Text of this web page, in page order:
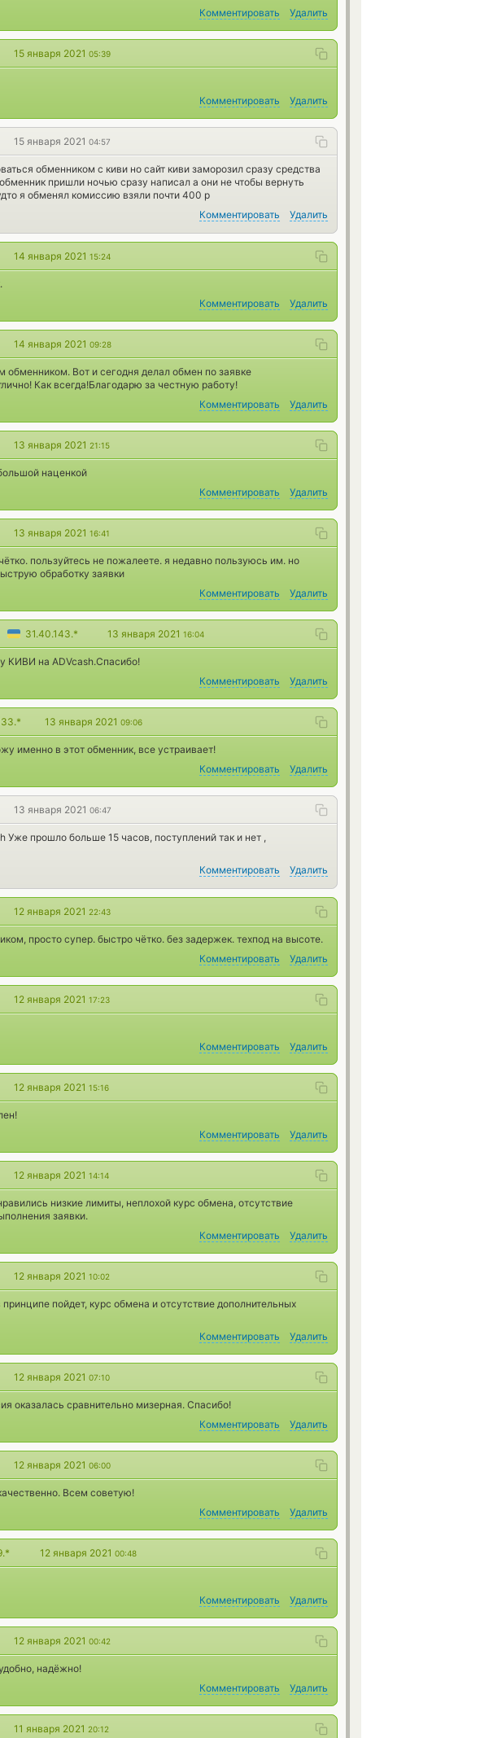
Комментировать
Удалить
15 января 2021 05:39
Комментировать
Удалить
15 января 2021 04:57
обменником с киви но сайт киви заморозил сразу средства
пришли ночью сразу написал а они не чтобы вернуть
я обменял комиссию взяли почти 400 р
Комментировать Удалить
14 января 2021 15:24
Комментировать
Удалить
14 января 2021 09:28
Вот и сегодня делал обмен по заявке
Как всегда!Благодарю за честную работу!
Комментировать
Удалить
13 января 2021 21:15
наценкой
Комментировать
Удалить
13 января 2021 16:41
пользуйтесь не пожалеете. я недавно пользуюсь им. но
обработку заявки
Комментировать
Удалить
31.40.143.* 13 января 2021 16:04
КИВИ на ADVcash.Спасибо!
Комментировать
Удалить
13 января 2021 09:06
именно в этот обменник, все устраивает!
Комментировать
Удалить
13 января 2021 06:47
прошло больше 15 часов, поступлений так и нет ,
Комментировать Удалить
12 января 2021 22:43
просто супер. быстро чётко. без задержек. техпод на высоте.
Комментировать
Удалить
12 января 2021 17:23
Комментировать
Удалить
12 января 2021 15:16
Комментировать
Удалить
12 января 2021 14:14
низкие лимиты, неплохой курс обмена, отсутствие
заявки.
Комментировать
Удалить
12 января 2021 10:02
пойдет, курс обмена и отсутствие дополнительных
Комментировать
Удалить
12 января 2021 07:10
оказалась сравнительно мизерная. Спасибо!
Комментировать
Удалить
12 января 2021 06:00
Всем советую!
Комментировать
Удалить
12 января 2021 00:48
Комментировать
Удалить
12 января 2021 00:42
надёжно!
Комментировать
Удалить
11 января 2021 20:12